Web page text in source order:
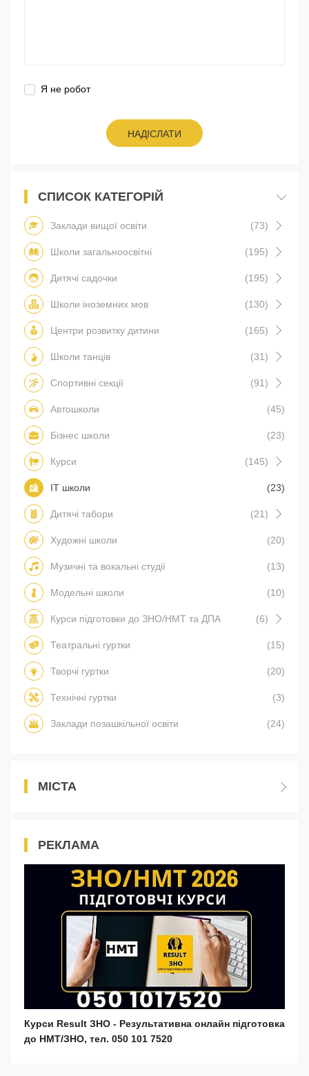
Я не робот
НАДІСЛАТИ
СПИСОК КАТЕГОРІЙ
Заклади вищої освіти (73)
Школи загальноосвітні (195)
Дитячі садочки (195)
Школи іноземних мов (130)
Центри розвитку дитини (165)
Школи танців (31)
Спортивні секції (91)
Автошколи (45)
Бізнес школи (23)
Курси (145)
IT школи (23)
Дитячі табори (21)
Художні школи (20)
Музичні та вокальні студії (13)
Модельні школи (10)
Курси підготовки до ЗНО/НМТ та ДПА (6)
Театральні гуртки (15)
Творчі гуртки (20)
Технічні гуртки (3)
Заклади позашкільної освіти (24)
МІСТА
РЕКЛАМА
Курси Result ЗНО - Результативна онлайн підготовка
до НМТ/ЗНО, тел. 050 101 7520